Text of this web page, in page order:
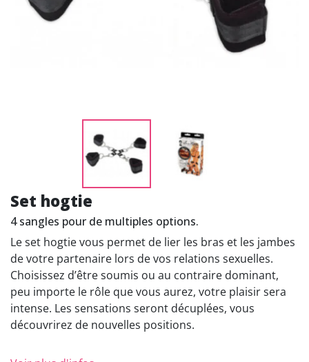
Set hogtie
4 sangles pour de multiples options.
Le set hogtie vous permet de lier les bras et les jambes
de votre partenaire lors de vos relations sexuelles.
Choisissez d’être soumis ou au contraire dominant,
peu importe le rôle que vous aurez, votre plaisir sera
intense. Les sensations seront décuplées, vous
découvrirez de nouvelles positions.